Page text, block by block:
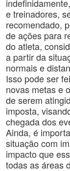
e treinadores,
recomendado,
de ações para
do atleta,
a partir da
normais e
Isso pode ser
novas metas e
de serem
imposta,
chegada dos
Ainda, é
situação com
impacto que
todas as áreas